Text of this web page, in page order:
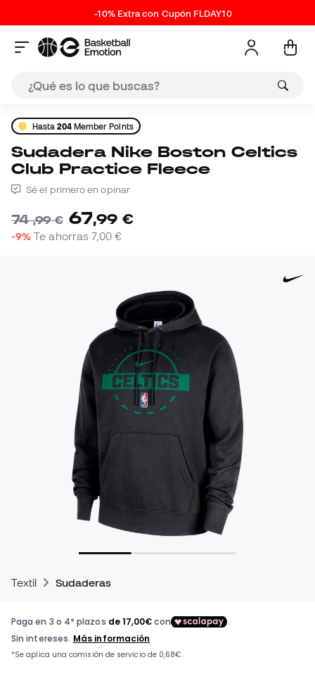
-10% Extra con Cupón FLDAY10
Hasta204Member Points
Sudadera Nike Boston Celtics
Club Practice Fleece
Sé el primero en opinar
74,99 € 67,99 €
-9% Te ahorras7,00 €
Textil Sudaderas